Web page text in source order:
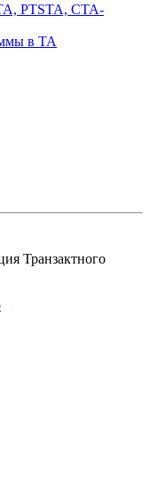
PTSTA, СТА-
в ТА
Транзактного